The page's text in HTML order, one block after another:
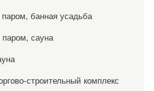
банная усадьба
сауна
строительный комплекс